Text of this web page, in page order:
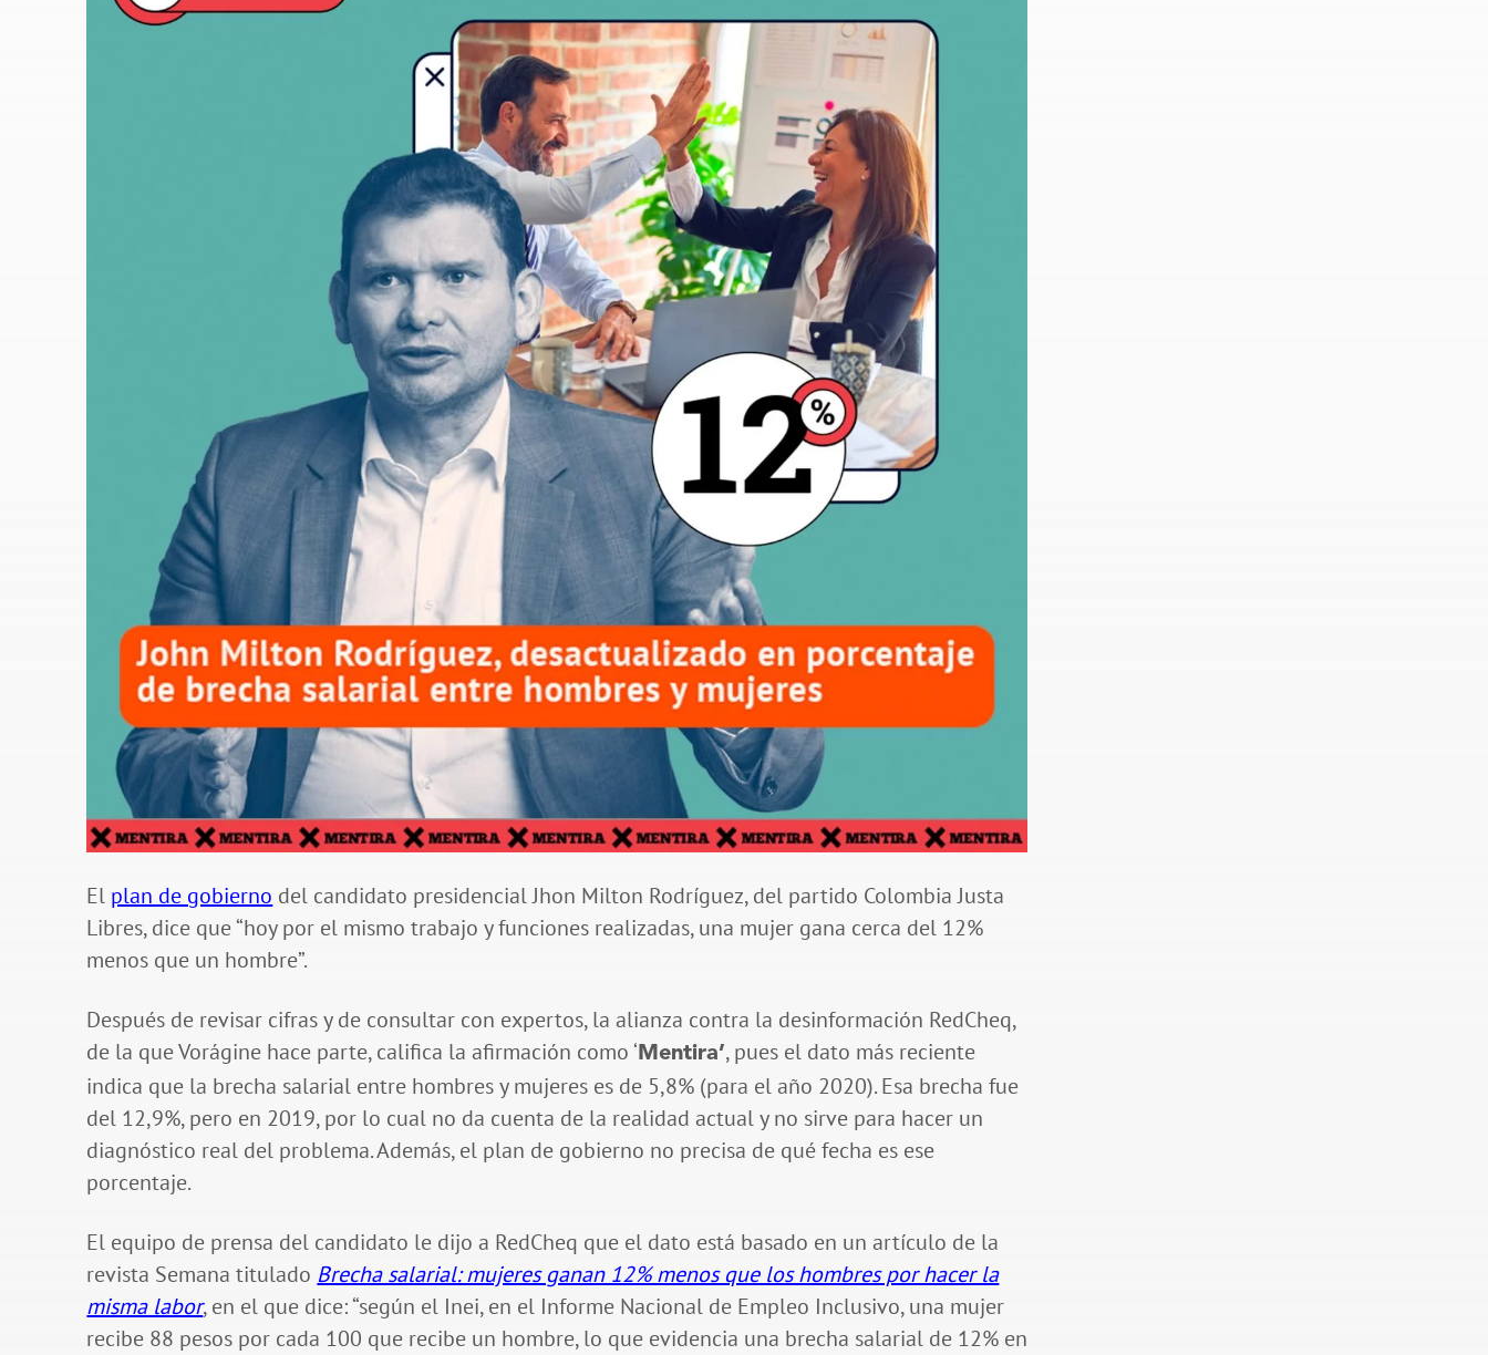
El plan de gobierno del candidato presidencial Jhon Milton Rodríguez, del partido Colombia Justa
Libres, dice que “hoy por el mismo trabajo y funciones realizadas, una mujer gana cerca del 12%
menos que un hombre”.
Después de revisar cifras y de consultar con expertos, la alianza contra la desinformación RedCheq,
de la que Vorágine hace parte, califica la afirmación como ‘Mentira’, pues el dato más reciente
indica que la brecha salarial entre hombres y mujeres es de 5,8% (para el año 2020). Esa brecha fue
del 12,9%, pero en 2019, por lo cual no da cuenta de la realidad actual y no sirve para hacer un
diagnóstico real del problema. Además, el plan de gobierno no precisa de qué fecha es ese
porcentaje.
El equipo de prensa del candidato le dijo a RedCheq que el dato está basado en un artículo de la
revista Semana titulado Brecha salarial: mujeres ganan 12% menos que los hombres por hacer la
misma labor, en el que dice: “según el Inei, en el Informe Nacional de Empleo Inclusivo, una mujer
recibe 88 pesos por cada 100 que recibe un hombre, lo que evidencia una brecha salarial de 12% en